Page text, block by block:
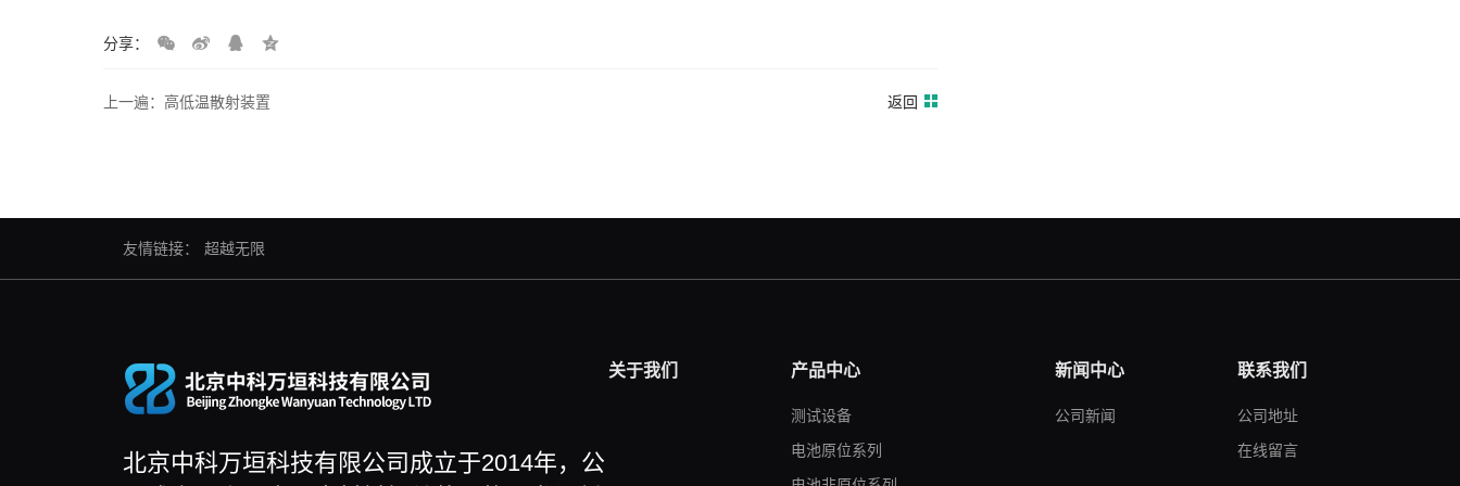
分享：
上一遍：高低温散射装置 返回
友情链接： 超越无限
北京中科万垣科技有限公司成立于2014年，公
关于我们 产品中心
测试设备
电池原位系列
新闻中心
公司新闻
联系我们
公司地址
在线留言